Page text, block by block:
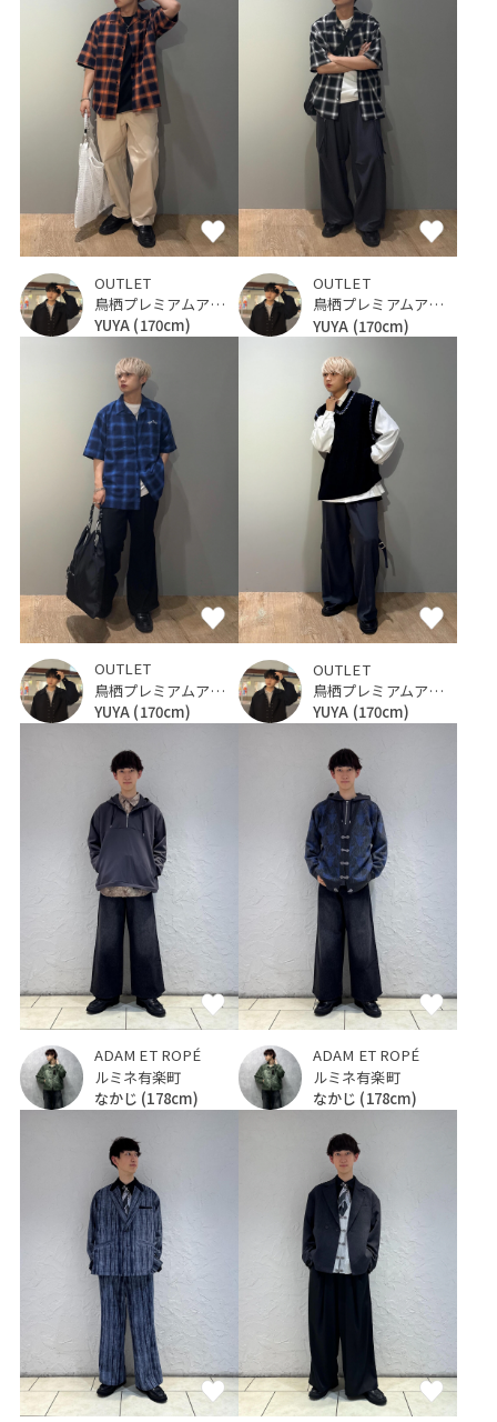
OUTLET
鳥栖プレミアムアウトレット
YUYA (170cm)
OUTLET
鳥栖プレミアムアウトレット
YUYA (170cm)
OUTLET
鳥栖プレミアムアウトレット
YUYA (170cm)
OUTLET
鳥栖プレミアムアウトレット
YUYA (170cm)
ADAM ET ROPÉ
ルミネ有楽町
なかじ (178cm)
ADAM ET ROPÉ
ルミネ有楽町
なかじ (178cm)